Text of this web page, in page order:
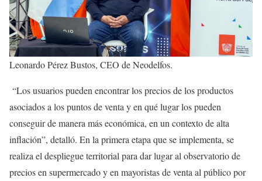
Leonardo Pérez Bustos, CEO de Neodelfos.
“Los usuarios pueden encontrar los precios de los productos
asociados a los puntos de venta y en qué lugar los pueden
conseguir de manera más económica, en un contexto de alta
inflación”, detalló. En la primera etapa que se implementa, se
realiza el despliegue territorial para dar lugar al observatorio de
precios en supermercado y en mayoristas de venta al público por